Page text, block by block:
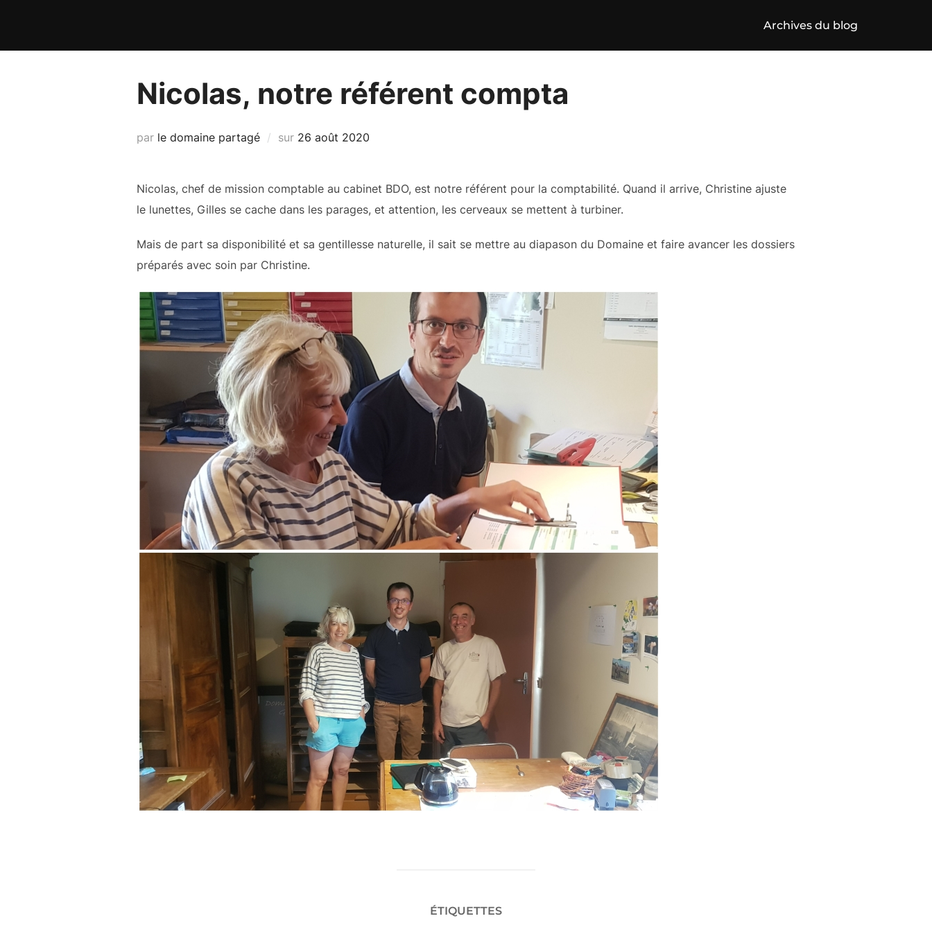
contenu
Archives du blog
Nicolas, notre référent compta
par le domaine partagé sur Publié
26 août 2020
Nicolas, chef de mission comptable au cabinet BDO, est notre référent pour la comptabilité. Quand il arrive, Christine ajuste
le lunettes, Gilles se cache dans les parages, et attention, les cerveaux se mettent à turbiner.
Mais de part sa disponibilité et sa gentillesse naturelle, il sait se mettre au diapason du Domaine et faire avancer les dossiers
préparés avec soin par Christine.
ÉTIQUETTES